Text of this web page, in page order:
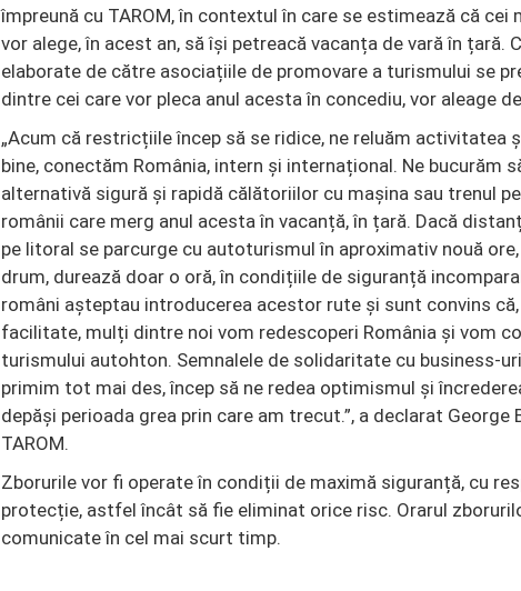
împreună cu TAROM, în contextul în care se estimează că
vor alege, în acest an, să își petreacă vacanța de vară în
elaborate de către asociațiile de promovare a turismului se
dintre cei care vor pleca anul acesta în concediu, vor aleage
„Acum că restricțiile încep să se ridice, ne reluăm activitatea
bine, conectăm România, intern și internațional. Ne bucurăm
alternativă sigură și rapidă călătoriilor cu mașina sau trenul
românii care merg anul acesta în vacanță, în țară. Dacă
pe litoral se parcurge cu autoturismul în aproximativ nouă
drum, durează doar o oră, în condițiile de siguranță
români așteptau introducerea acestor rute și sunt convins
facilitate, mulți dintre noi vom redescoperi România și vom
turismului autohton. Semnalele de solidaritate cu business-
primim tot mai des, încep să ne redea optimismul și
depăși perioada grea prin care am trecut.”, a declarat George
TAROM.
Zborurile vor fi operate în condiții de maximă siguranță, cu
protecție, astfel încât să fie eliminat orice risc. Orarul
comunicate în cel mai scurt timp.